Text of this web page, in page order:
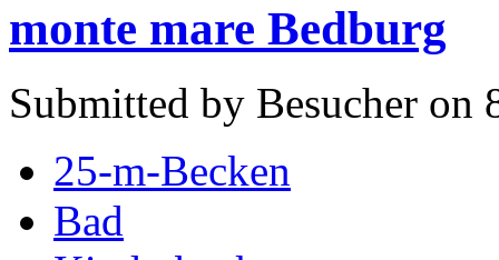
monte mare Bedburg
Submitted by Besucher on
25-m-Becken
Bad